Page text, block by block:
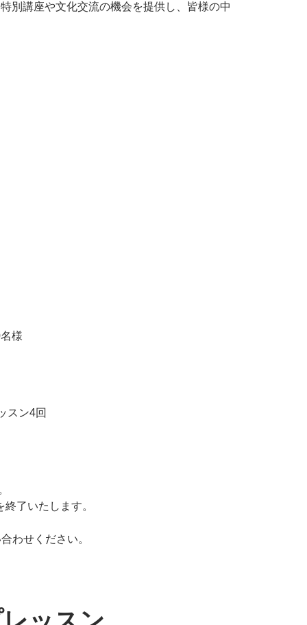
別講座や文化交流の機会を提供し、皆様の中
様
ン4回
了いたします。
わせください。